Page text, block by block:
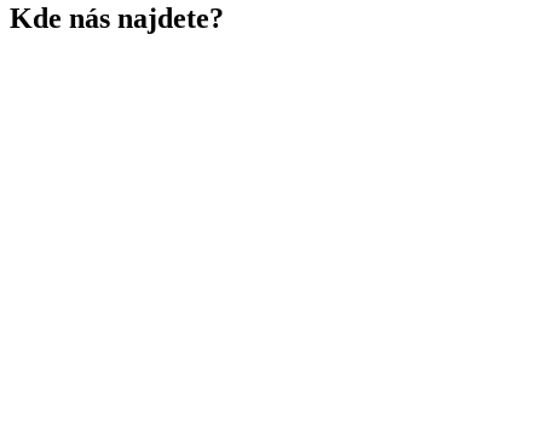
Kde nás najdete?